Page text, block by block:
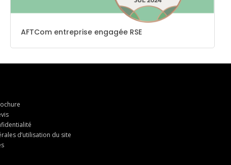
AFTCom entreprise engagée RSE
d’utilisation du site